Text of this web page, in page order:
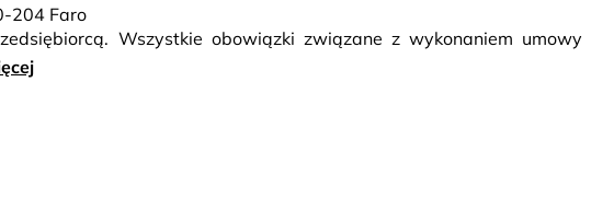
204 Faro
Wszystkie obowiązki związane z wykonaniem umowy